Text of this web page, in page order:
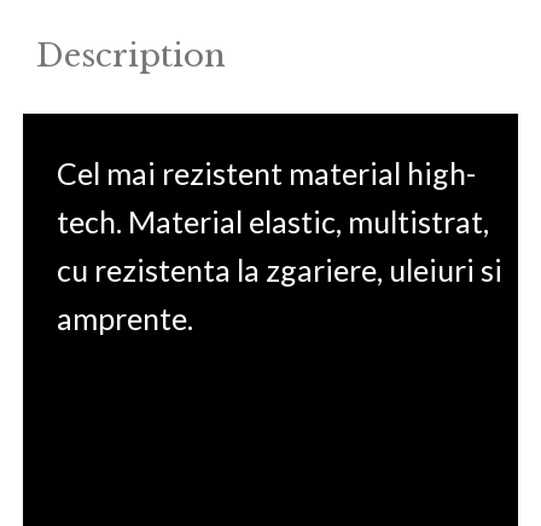
Description
Cel mai rezistent material high-
tech. Material elastic, multistrat,
cu rezistenta la zgariere, uleiuri si
amprente.